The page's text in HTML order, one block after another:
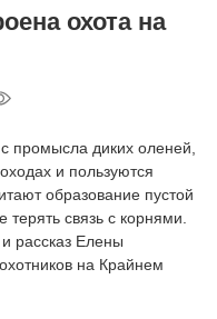
охота на
промысла диких оленей,
и пользуются
образование пустой
связь с корнями.
рассказ Елены
на Крайнем